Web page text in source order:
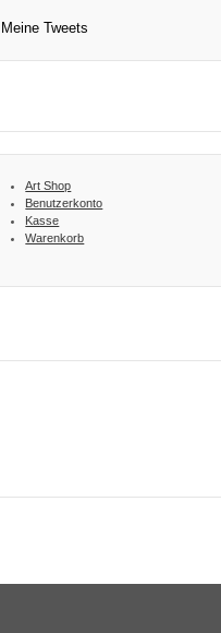
Meine Tweets
Art Shop
Benutzerkonto
Kasse
Warenkorb